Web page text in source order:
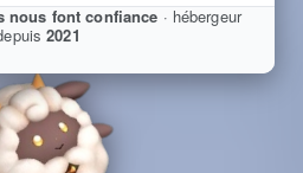
nous font confiance · hébergeur
2021